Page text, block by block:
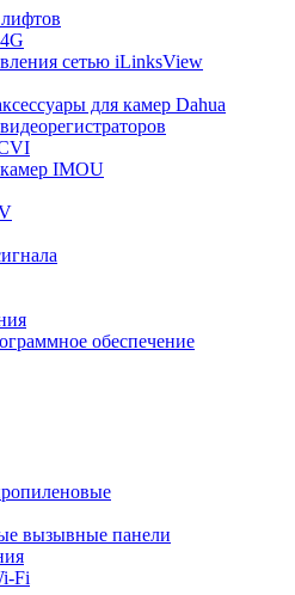
сетью iLinksView
для камер Dahua
IMOU
обеспечение
вызывные панели
Fi